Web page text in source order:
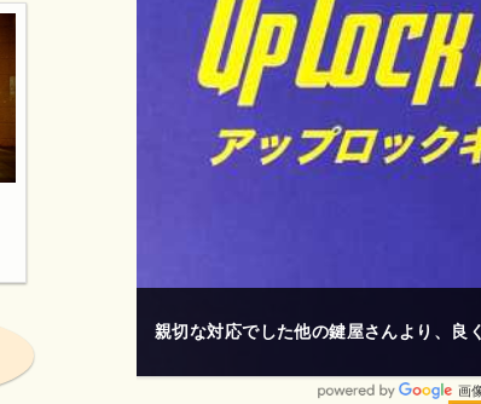
玄関の鍵がスペアーキーしかなく他に作
画